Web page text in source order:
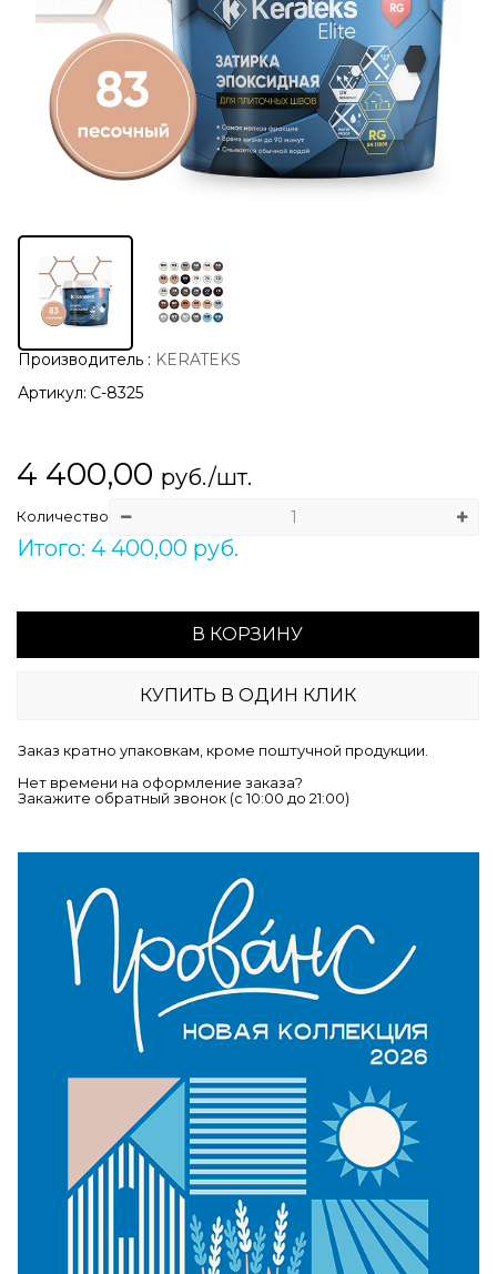
Производитель : KERATEKS
Артикул: С-8325
4 400,00 руб./шт.
Количество
Итого: 4 400,00 руб.
В КОРЗИНУ
КУПИТЬ В ОДИН КЛИК
Заказ кратно упаковкам, кроме поштучной продукции.
Нет времени на оформление заказа?
Закажите обратный звонок (c 10:00 до 21:00)